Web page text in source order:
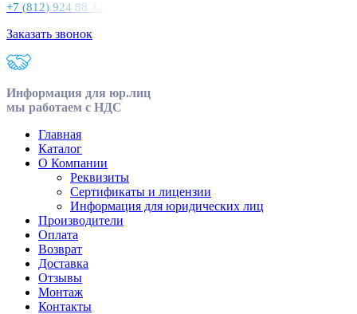
+7 (81 2) 924 88 3
Заказать звонок
Информация для юр.лиц
мы работаем с НДС
Главная
Каталог
О Компании
Реквизиты
Сертификаты и лицензии
Информация для юридических лиц
Производители
Оплата
Возврат
Доставка
Отзывы
Монтаж
Контакты